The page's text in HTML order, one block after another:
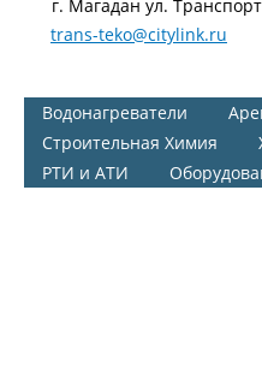
г. Магадан ул.
trans-teko@citylink.ru
Водонагреватели
Строительная Химия
РТИ и АТИ